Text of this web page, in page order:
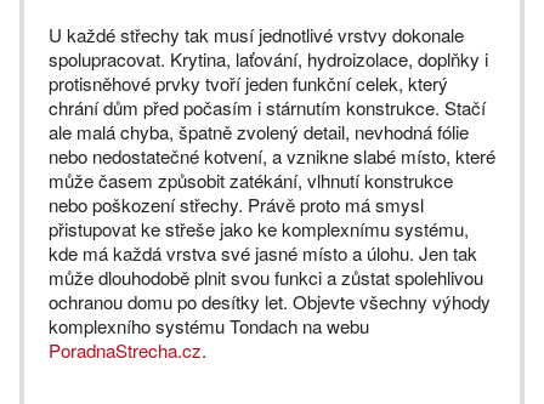
U každé střechy tak musí jednotlivé vrstvy dokonale
spolupracovat. Krytina, laťování, hydroizolace, doplňky i
protisněhové prvky tvoří jeden funkční celek, který
chrání dům před počasím i stárnutím konstrukce. Stačí
ale malá chyba, špatně zvolený detail, nevhodná fólie
nebo nedostatečné kotvení, a vznikne slabé místo, které
může časem způsobit zatékání, vlhnutí konstrukce
nebo poškození střechy. Právě proto má smysl
přistupovat ke střeše jako ke komplexnímu systému,
kde má každá vrstva své jasné místo a úlohu. Jen tak
může dlouhodobě plnit svou funkci a zůstat spolehlivou
ochranou domu po desítky let. Objevte všechny výhody
komplexního systému Tondach na webu
PoradnaStrecha.cz.